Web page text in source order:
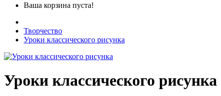
Ваша корзина пуста!
Творчество
Уроки классического рисунка
Уроки классического рисунка